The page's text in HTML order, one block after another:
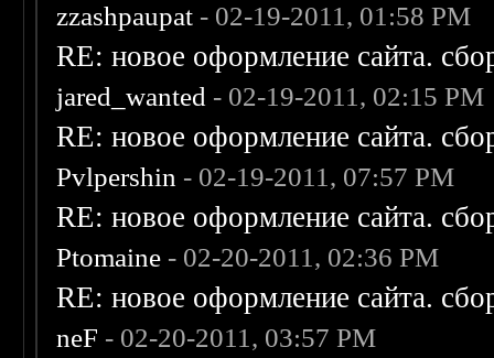
zzashpaupat - 02-19-2011, 01:58 PM
RE: новое оформление сайта.
jared_wanted - 02-19-2011, 02:15 PM
RE: новое оформление сайта.
Pvlpershin - 02-19-2011, 07:57 PM
RE: новое оформление сайта.
Ptomaine - 02-20-2011, 02:36 PM
RE: новое оформление сайта.
neF - 02-20-2011, 03:57 PM